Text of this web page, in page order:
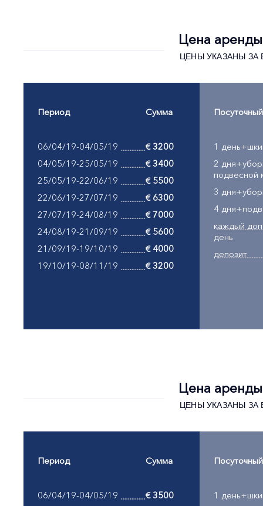
Цена
ЦЕНЫ УКАЗАНЫ ЗА
Период Сумма
06/04/19-04/05/19
€ 3200
04/05/19-25/05/19
€ 3400
25/05/19-22/06/19
€ 5500
22/06/19-27/07/19
€ 6300
27/07/19-24/08/19
€ 7000
24/08/19-21/09/19
€ 5600
21/09/19-19/10/19
€ 4000
19/10/19-08/11/19
€ 3200
1
2
подвесной
3
4
каждый
день
депозит
Цена
ЦЕНЫ УКАЗАНЫ ЗА
Период Сумма
06/04/19-04/05/19
€ 3500
1